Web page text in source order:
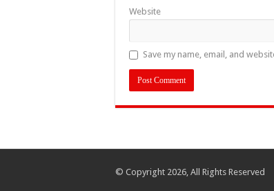
Website
Save my name, email, and
© Copyright 2026, All Rights Reserved